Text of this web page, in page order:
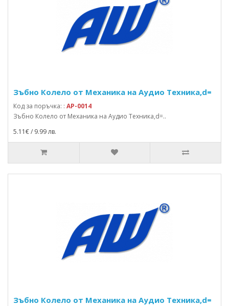
Зъбно Колело от Механика на Аудио Техника,d=
Код за поръчка: : AP-0014
Зъбно Колело от Механика на Аудио Техника,d=..
5.11€ / 9.99 лв.
Зъбно Колело от Механика на Аудио Техника,d=